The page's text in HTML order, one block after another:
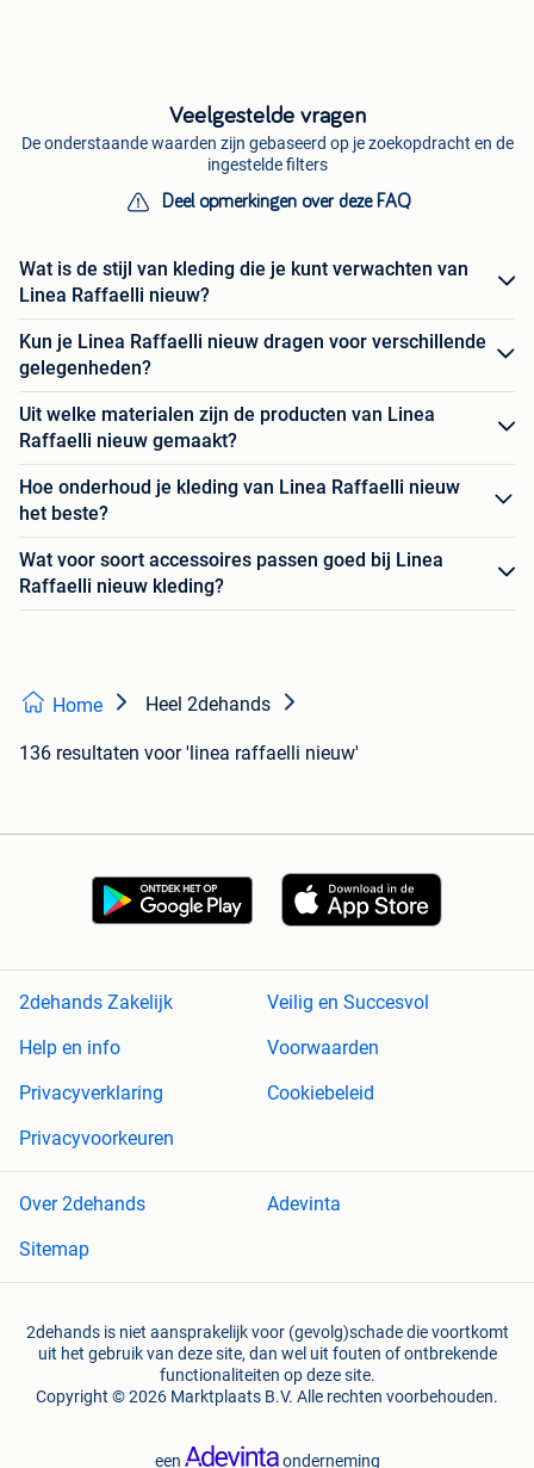
Veelgestelde vragen
De onderstaande waarden zijn gebaseerd op je zoekopdracht en de
ingestelde filters
Deel opmerkingen over deze FAQ
Wat is de stijl van kleding die je kunt verwachten van
Linea Raffaelli nieuw?
Kun je Linea Raffaelli nieuw dragen voor verschillende
gelegenheden?
Uit welke materialen zijn de producten van Linea
Raffaelli nieuw gemaakt?
Hoe onderhoud je kleding van Linea Raffaelli nieuw
het beste?
Wat voor soort accessoires passen goed bij Linea
Raffaelli nieuw kleding?
Home Heel 2dehands
136 resultaten voor 'linea raffaelli nieuw'
2dehands Zakelijk
Veilig en Succesvol
Help en info
Voorwaarden
Privacyverklaring
Cookiebeleid
Privacyvoorkeuren
Over 2dehands
Adevinta
Sitemap
2dehands is niet aansprakelijk voor (gevolg)schade die voortkomt
uit het gebruik van deze site, dan wel uit fouten of ontbrekende
functionaliteiten op deze site.
Copyright © 2026 Marktplaats B.V. Alle rechten voorbehouden.
een onderneming